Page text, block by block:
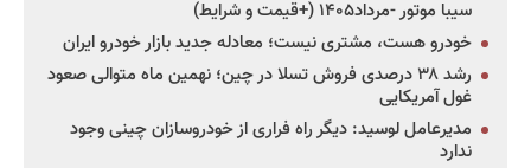
سیبا موتور -مرداد۱۴۰۵ (+قیمت و شرایط)
خودرو هست، مشتری نیست؛ معادله جدید بازار خودرو ایران
رشد ۳۸ درصدی فروش تسلا در چین؛ نهمین ماه متوالی صعود
غول آمریکایی
مدیرعامل لوسید: دیگر راه فراری از خودروسازان چینی وجود
ندارد